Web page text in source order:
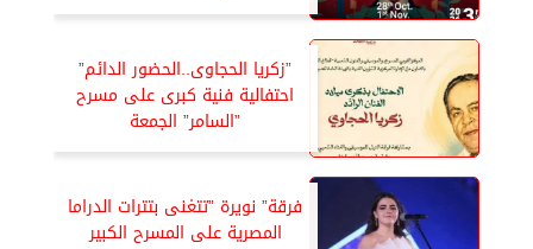
”زكريا الحجاوى..الحضور الدائم”
احتفالية فنية كبرى على مسرح
”السامر” الجمعة
فرقة” نويرة ”تتغنى بتترات الدراما
المصرية على المسرح الكبير